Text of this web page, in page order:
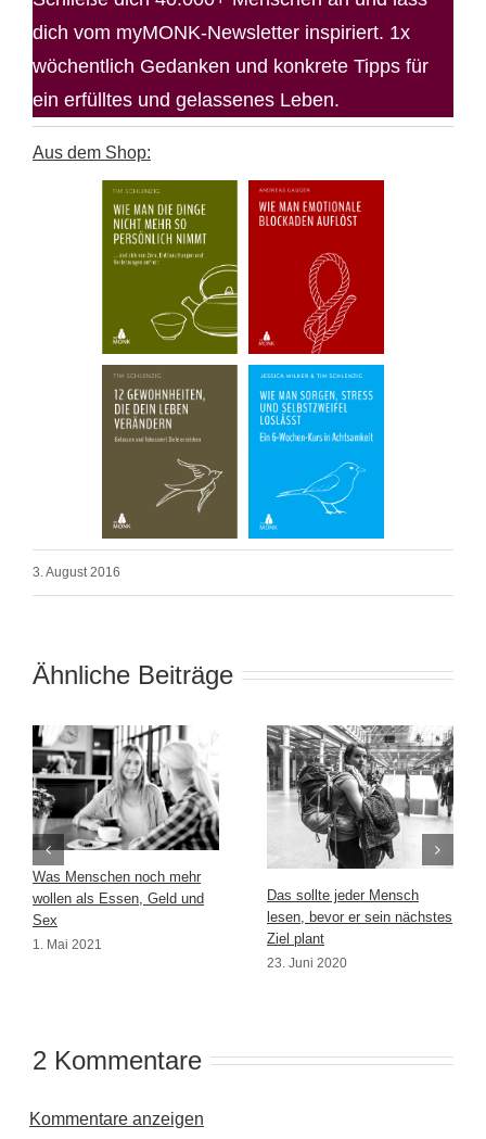
dich vom myMONK-Newsletter inspiriert. 1x
wöchentlich Gedanken und konkrete Tipps für
ein erfülltes und gelassenes Leben.
Aus dem Shop:
3. August 2016
Ähnliche Beiträge
Was Menschen noch mehr
wollen als Essen, Geld und
Sex
1. Mai 2021
Das sollte jeder Mensch
lesen, bevor er sein nächstes
Ziel plant
23. Juni 2020
2 Kommentare
Kommentare anzeigen